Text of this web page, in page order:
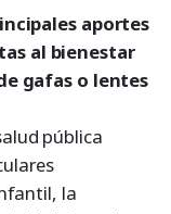
aportes
al bienestar
gafas o lentes
pública
la